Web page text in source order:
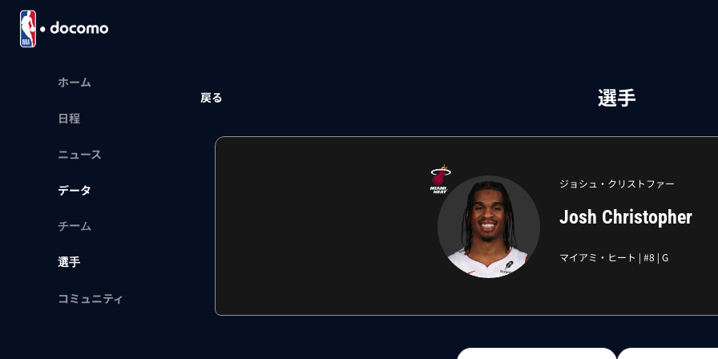
ホーム
日程
ニュース
データ
チーム
選手
コミュニティ
戻る 選手
ジョシュ・クリストファー
Josh Christopher
マイアミ・ヒート | #8 | G